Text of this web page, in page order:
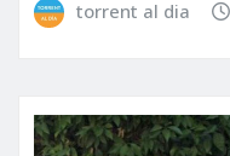
torrent al dia